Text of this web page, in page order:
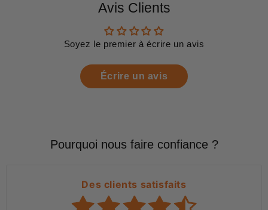
Avis Clients
Soyez le premier à écrire un avis
Écrire un avis
Pourquoi nous faire confiance ?
Des clients satisfaits